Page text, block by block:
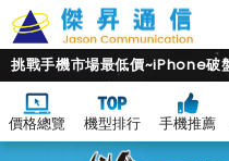
挑戰手機市場最低價~iPhone破
價格總覽 機型排行 手機推薦